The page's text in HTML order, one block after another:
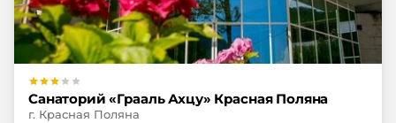
Санаторий «Грааль Ахцу» Красная Поляна
г. Красная Поляна